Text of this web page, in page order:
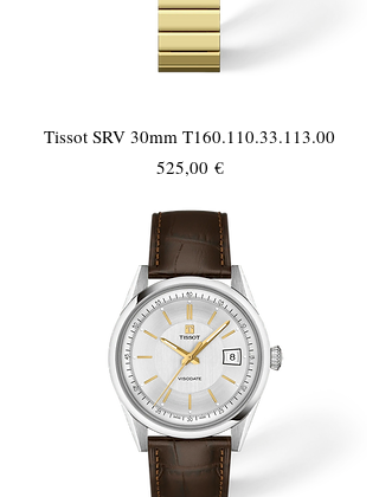
Tissot SRV 30mm T160.110.33.113.00
Τιμή
525,00 €